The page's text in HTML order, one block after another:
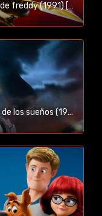
Pesadilla en Elm Street 6: La muerte de freddy (1991) [BR-RIP] [HD-1080p]
Pesadilla en Elm Street 4: El maestro de los sueños (1988) [BR-RIP] [HD-1080p]